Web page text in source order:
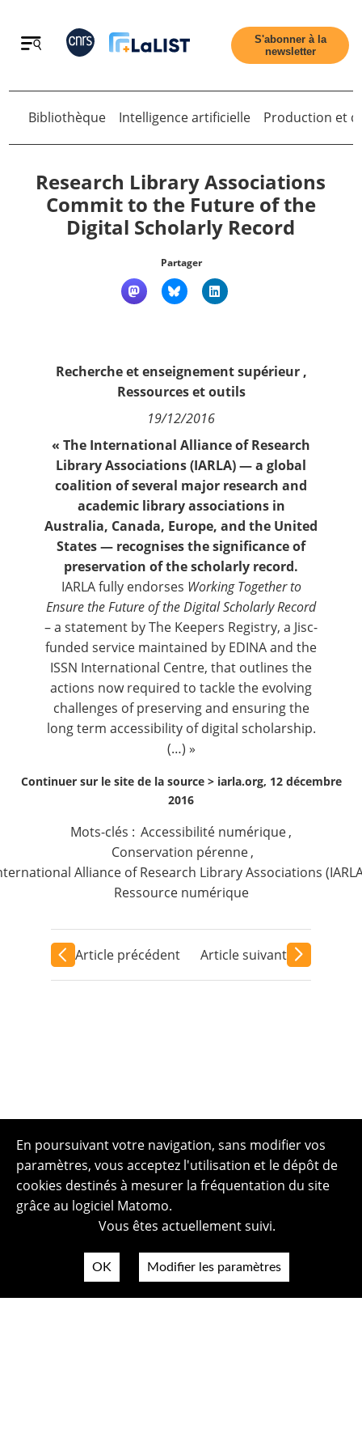
Retour
Contact
S'abonner à la
newsletter
Retour
Bibliothèque Intelligence artificielle Production et
Research Library Associations
Commit to the Future of the
Digital Scholarly Record
Partager
Recherche et enseignement supérieur,
Ressources et outils
19/12/2016
« The International Alliance of Research
Library Associations (IARLA) — a global
coalition of several major research and
academic library associations in
Australia, Canada, Europe, and the United
States — recognises the significance of
preservation of the scholarly record.
IARLAfully endorses Working Together to
Ensure the Future of the Digital Scholarly Record
– a statement by The Keepers Registry, a Jisc-
funded service maintained by EDINAand the
ISSN International Centre, that outlines the
actions now required to tackle the evolving
challenges of preserving and ensuring the
long term accessibility of digital scholarship.
(…) »
Continuer sur le site de la source > iarla.org, 12 décembre
2016
Mots-clés : Accessibilité numérique,
Conservation pérenne ,
Alliance of Research Library Associations
Ressource numérique
Article précédent Article suivant
En poursuivant votre navigation, sans modifier vos
paramètres, vous acceptez l'utilisation et le dépôt de
cookies destinés à mesurer la fréquentation du site
grâce au logiciel Matomo.
Vous êtes actuellement suivi.
OK Modifier les paramètres